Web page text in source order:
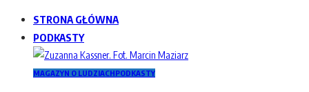
STRONA GŁÓWNA
PODKASTY
MAGAZYN O LUDZIACHPODKASTY